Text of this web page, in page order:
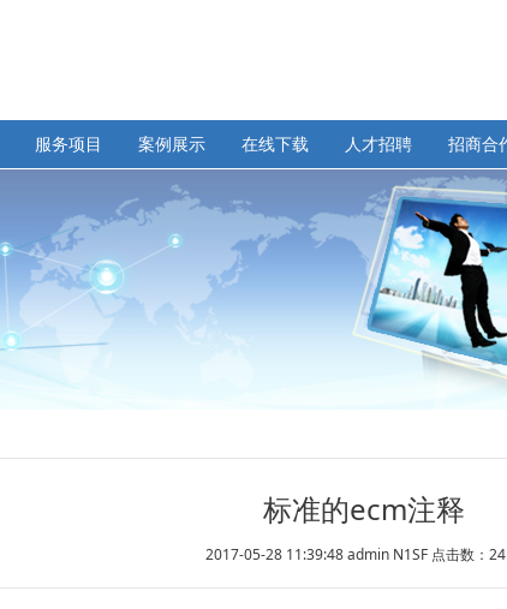
服务项目 案例展示 在线下载 人才招聘 招商合
标准的ecm注释
2017-05-28 11:39:48 admin N1SF 点击数：